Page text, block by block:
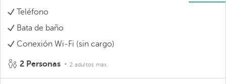
Teléfono
Bata de baño
Conexión Wi-Fi (sin cargo)
2 Personas 2 adultos máx.